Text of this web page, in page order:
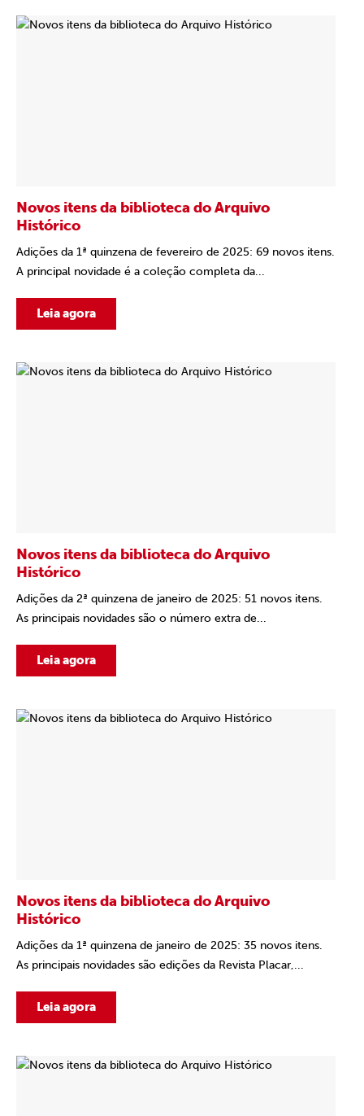
Novos itens da biblioteca do Arquivo
Histórico
Adições da 1ª quinzena de fevereiro de 2025: 69 novos itens.
A principal novidade é a coleção completa da...
Leia agora
Novos itens da biblioteca do Arquivo
Histórico
Adições da 2ª quinzena de janeiro de 2025: 51 novos itens.
As principais novidades são o número extra de...
Leia agora
Novos itens da biblioteca do Arquivo
Histórico
Adições da 1ª quinzena de janeiro de 2025: 35 novos itens.
As principais novidades são edições da Revista Placar,...
Leia agora